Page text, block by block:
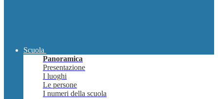
Scuola
Panoramica
Presentazione
I luoghi
Le persone
I numeri della scuola